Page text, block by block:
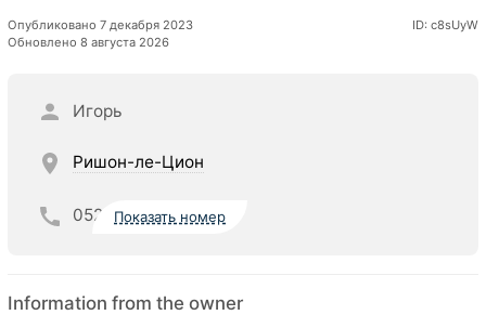
Опубликовано 7 декабря 2023
Обновлено 8 августа 2026
ID: c8sUyW
Игорь
Ришон-ле-Цион
052 Показать номер
Information from the owner